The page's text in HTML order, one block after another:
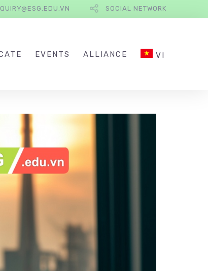
SOCIAL NETWORK
EVENTS ALLIANCE VI